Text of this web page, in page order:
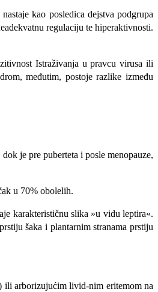
kao posledica dejstva podgrupa
regu­laciju te hiperaktivnosti.
Istraživanja u pravcu virusa ili
međutim, postoje razlike između
je pre puberteta i posle menopauze,
u 70% obolelih.
karakterističnu slika »u vidu leptira«.
šaka i plantarnim stranama prstiju
ili arborizujućim livid-nim eritemom na